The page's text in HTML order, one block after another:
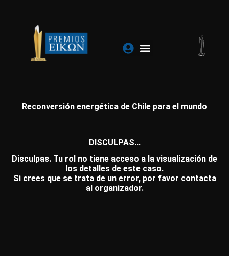
contenido
Reconversión energética de Chile para el mundo
DISCULPAS...
Disculpas. Tu rol no tiene acceso a la visualización de
los detalles de este caso.
Si crees que se trata de un error, por favor contacta
al organizador.